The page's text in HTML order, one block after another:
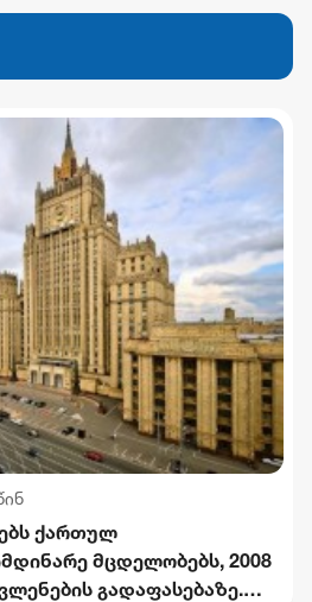
ქართულ
მცდელობებს, 2008
გადაფასებაზე.